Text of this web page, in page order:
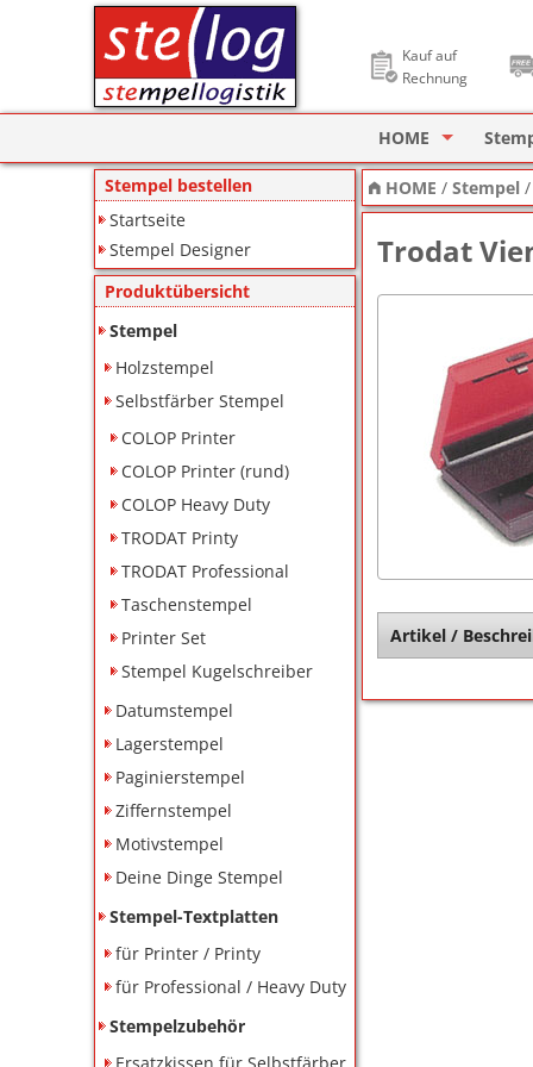
Kauf auf
Rechnung
HOME
Stempel Designer
Stempel bestellen
Startseite
Stempel Designer
Produktübersicht
Stempel
Holzstempel
Selbstfärber Stempel
COLOP Printer
COLOP Printer (rund)
COLOP Heavy Duty
TRODAT Printy
TRODAT Professional
Taschenstempel
Printer Set
Stempel Kugelschreiber
Datumstempel
Lagerstempel
Paginierstempel
Ziffernstempel
Motivstempel
Deine Dinge Stempel
Stempel-Textplatten
für Printer / Printy
für Professional / Heavy Duty
Stempelzubehör
HOME /Stempel
Trodat
Artikel /